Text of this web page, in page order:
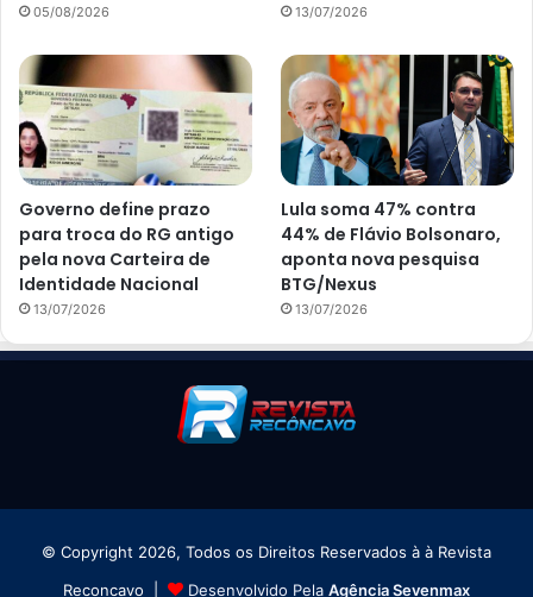
05/08/2026 13/07/2026
Governo define prazo
para troca do RG antigo
pela nova Carteira de
Identidade Nacional
13/07/2026
Lula soma 47% contra
44% de Flávio Bolsonaro,
aponta nova pesquisa
BTG/Nexus
13/07/2026
© Copyright 2026, Todos os Direitos Reservados à à Revista
Reconcavo |
Desenvolvido Pela Agência Sevenmax